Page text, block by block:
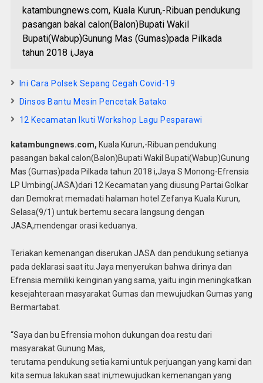
katambungnews.com, Kuala Kurun,-Ribuan pendukung
pasangan bakal calon(Balon)Bupati Wakil
Bupati(Wabup)Gunung Mas (Gumas)pada Pilkada
tahun 2018 i,Jaya
Ini Cara Polsek Sepang Cegah Covid-19
Dinsos Bantu Mesin Pencetak Batako
12 Kecamatan Ikuti Workshop Lagu Pesparawi
katambungnews.com, Kuala Kurun,-Ribuan pendukung
pasangan bakal calon(Balon)Bupati Wakil Bupati(Wabup)Gunung
Mas (Gumas)pada Pilkada tahun 2018 i,Jaya S Monong-Efrensia
LP Umbing(JASA)dari 12 Kecamatan yang diusung Partai Golkar
dan Demokrat memadati halaman hotel Zefanya Kuala Kurun,
Selasa(9/1) untuk bertemu secara langsung dengan
JASA,mendengar orasi keduanya.
Teriakan kemenangan diserukan JASA dan pendukung setianya
pada deklarasi saat itu.Jaya menyerukan bahwa dirinya dan
Efrensia memiliki keinginan yang sama, yaitu ingin meningkatkan
kesejahteraan masyarakat Gumas dan mewujudkan Gumas yang
Bermartabat.
“Saya dan bu Efrensia mohon dukungan doa restu dari
masyarakat Gunung Mas,
terutama pendukung setia kami untuk perjuangan yang kami dan
kita semua lakukan saat ini,mewujudkan kemenangan yang